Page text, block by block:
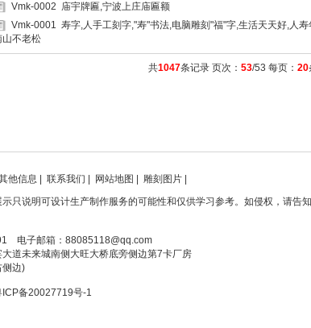
Vmk-0002 庙宇牌匾,宁波上庄庙匾额
Vmk-0001 寿字,人手工刻字,"寿"书法,电脑雕刻"福"字,生活天天好,人
山不老松
共1047条记录 页次： 53/53 每页： 20
他信息 联系我们 网站地图 雕刻图片
只说明可设计生产制作服务的可能性和仅供学习参考。如侵权，请告知
电子邮箱：88085118@qq.com
道未来城南侧大旺大桥底旁侧边第7卡厂房
边)
ICP备20027719号-1